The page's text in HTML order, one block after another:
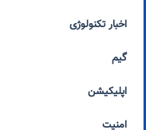
اخبار تکنولوژی
گیم
اپلیکیشن
امنیت